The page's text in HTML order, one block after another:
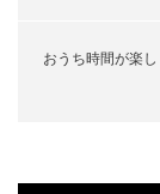
おうち時間が楽